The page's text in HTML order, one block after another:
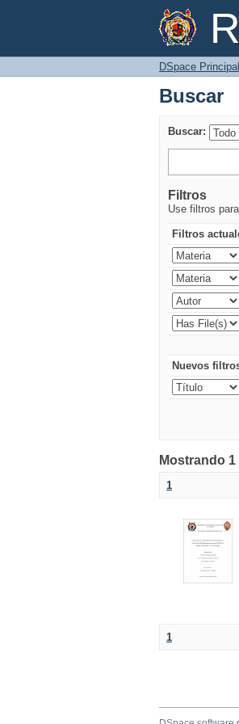
Buscar
DSpace Principal
Buscar
Buscar:
Filtros
Use filtros
Filtros
Nuevos
Mostrando
1
1